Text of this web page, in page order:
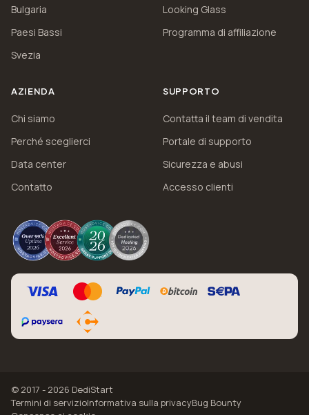
Bulgaria
Paesi Bassi
Svezia
Looking Glass
Programma di affiliazione
AZIENDA
Chi siamo
Perché sceglierci
Data center
Contatto
SUPPORTO
Contatta il team di vendita
Portale di supporto
Sicurezza e abusi
Accesso clienti
© 2017 - 2026 DediStart
Termini di servizioInformativa sulla privacyBug Bounty